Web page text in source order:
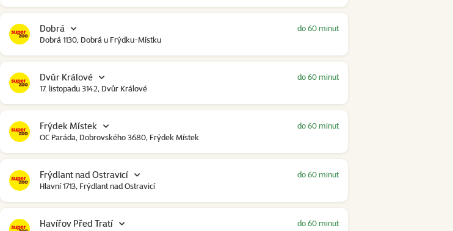
Dobrá
Dobrá 1130, Dobrá u Frýdku-Místku
do 60 minut
Dvůr Králové
17. listopadu 3142, Dvůr Králové
do 60 minut
Frýdek Místek
OC Paráda, Dobrovského 3680, Frýdek Místek
do 60 minut
Frýdlant nad Ostravicí
Hlavní 1713, Frýdlant nad Ostravicí
do 60 minut
Havířov Před Tratí do 60 minut